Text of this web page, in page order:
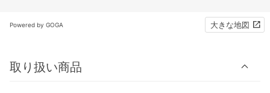
Powered by GOGA 大きな地図
取り扱い商品